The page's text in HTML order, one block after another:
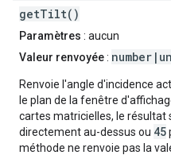
getTilt()
Paramètres : aucun
Valeur renvoyée:
Renvoie l'angle d'incidence
le plan de la fenêtre
cartes matricielles, le résultat
directement au-dessus ou 45
méthode ne renvoie pas la